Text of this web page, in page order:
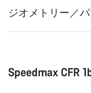
ジオメトリー／
Speedmax CFR